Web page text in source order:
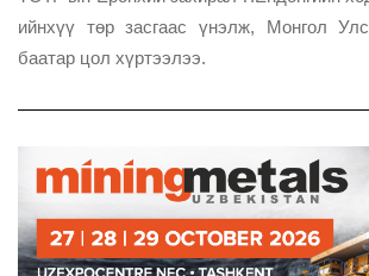
ийнхүү төр засгаас үнэлж, Монгол
баатар цол хүртээлээ.